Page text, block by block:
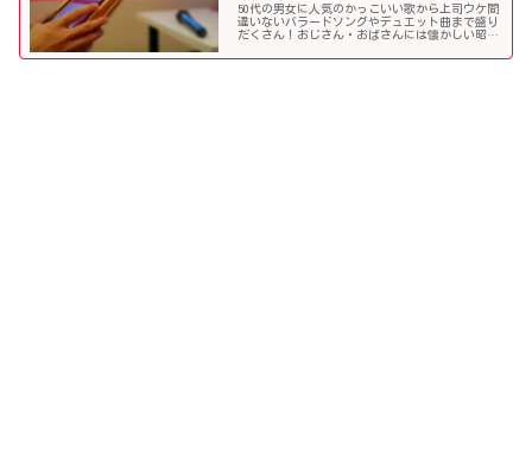
50代の男女に人気のかっこいい歌から上司ウケ間
違いないバラードソングやデュエット曲まで盛り
だくさん！おじさん・おばさんには懐かしい昭和
懐メロも多数。みんなが知っている曲は音痴でも